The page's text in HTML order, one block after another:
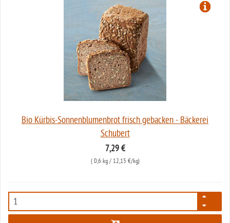
Bio Kürbis-Sonnenblumenbrot frisch gebacken - Bäckerei
Schubert
7,29 €
( 0,6 kg/ 12,15 €/kg)
950